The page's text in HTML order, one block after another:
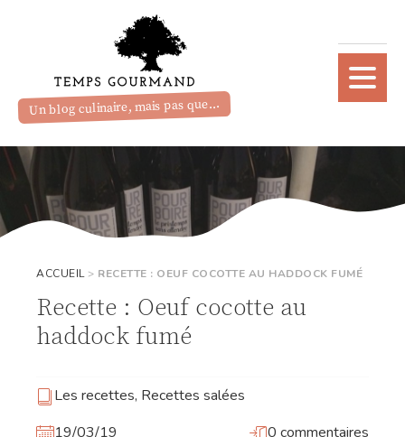
Un blog culinaire, mais pas que...
ACCUEIL> RECETTE : OEUF COCOTTE AU HADDOCK FUMÉ
Recette : Oeuf cocotte au
haddock fumé
Les recettes, Recettes salées
19/03/19
0 commentaires